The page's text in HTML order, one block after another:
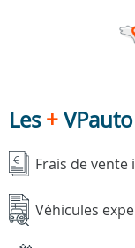
Les+VPauto
Frais de vente
Véhicules